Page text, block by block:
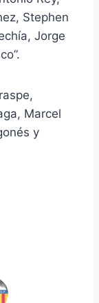
Stephen
Jorge
Marcel
y